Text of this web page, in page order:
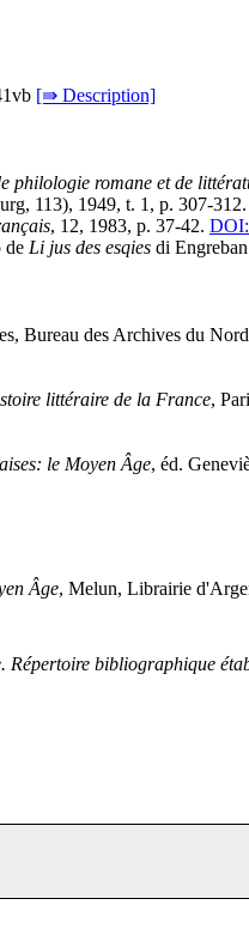
[⇛ Description]
philologie romane et de
113), 1949, t. 1, p. 307-312.
, 12, 1983, p. 37-42.
de Li jus des esqies di
Bureau des Archives du
littéraire de la France,
le Moyen Âge, éd.
Âge, Melun, Librairie
Répertoire bibliographique